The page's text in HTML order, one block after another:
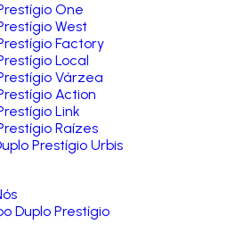
One
West
Factory
Local
Várzea
Action
Link
Raízes
Prestígio Urbis